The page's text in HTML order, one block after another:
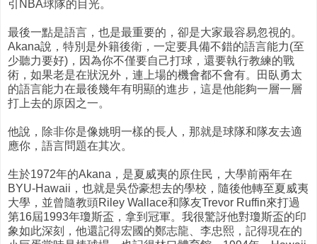
引NBA球隊的目光。
最後一點是語言，也是最重要的，卻是大家最容易忽視的。
Akana說，特別是外籍後衛，一定要具備不錯的語言能力(至
少聽力要好)，因為你不僅要自己打球，還要執行教練的戰
術，如果老是在狀況外，連上場的機會都不會有。田臥勇太
的語言能力在最後幾年有明顯的進步，這是他能夠一層一層
打上去的原因之一。
他說，除非你是像姚明一樣的長人，那就是球隊和隊友去適
應你，語言問題在其次。
生於1972年的Akana，是夏威夷的原住民，大學前兩年在
BYU-Hawaii，也就是吳岱豪想去的學校，隨後他轉至夏威夷
大學，並曾隨教頭Riley Wallace和隊友Trevor Ruffin來打過
第16屆1993年瓊斯盃，拿到冠軍。我很驚訝他對瓊斯盃的印
象如此深刻，他還記得宏國的鄭志龍、李忠熙，記得現在的